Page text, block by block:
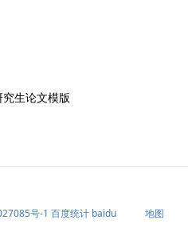
生论文模版
地图
号-1 百度统计 baidu